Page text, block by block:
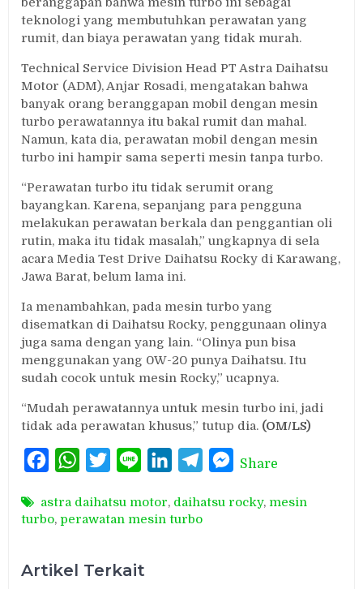
teknologi yang membutuhkan perawatan yang
rumit, dan biaya perawatan yang tidak murah.
Technical Service Division Head PT Astra Daihatsu
Motor (ADM), Anjar Rosadi, mengatakan bahwa
banyak orang beranggapan mobil dengan mesin
turbo perawatannya itu bakal rumit dan mahal.
Namun, kata dia, perawatan mobil dengan mesin
turbo ini hampir sama seperti mesin tanpa turbo.
“Perawatan turbo itu tidak serumit orang
bayangkan. Karena, sepanjang para pengguna
melakukan perawatan berkala dan penggantian oli
rutin, maka itu tidak masalah,” ungkapnya di sela
acara Media Test Drive Daihatsu Rocky di Karawang,
Jawa Barat, belum lama ini.
Ia menambahkan, pada mesin turbo yang
disematkan di Daihatsu Rocky, penggunaan olinya
juga sama dengan yang lain. “Olinya pun bisa
menggunakan yang 0W-20 punya Daihatsu. Itu
sudah cocok untuk mesin Rocky,” ucapnya.
“Mudah perawatannya untuk mesin turbo ini, jadi
tidak ada perawatan khusus,” tutup dia. (OM/LS)
FacebookWhatsAppTwitterLine LinkedInTelegramMessenger
Share
astra daihatsu motor, daihatsu rocky, mesin
turbo,perawatan mesin turbo
Artikel Terkait